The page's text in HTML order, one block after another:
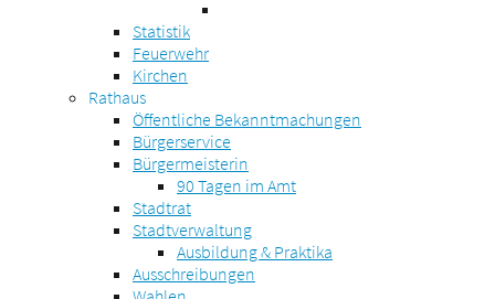
Statistik
Feuerwehr
Kirchen
Rathaus
Öffentliche Bekanntmachungen
Bürgerservice
Bürgermeisterin
90 Tagen im Amt
Stadtrat
Stadtverwaltung
Ausbildung & Praktika
Ausschreibungen